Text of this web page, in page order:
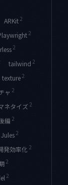
ARKit 2
2
2
tailwind 2
texture 2
ャ 2
ネタイズ 2
編 2
Jules 2
発効率化 2
2
2